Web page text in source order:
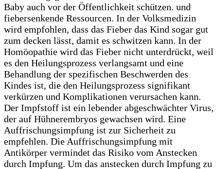
Baby auch vor der Öffentlichkeit schützen. und
fiebersenkende Ressourcen. In der Volksmedizin
wird empfohlen, dass das Fieber das Kind sogar gut
zum decken lässt, damit es schwitzen kann. In der
Homöopathie wird das Fieber nicht unterdrückt, weil
es den Heilungsprozess verlangsamt und eine
Behandlung der spezifischen Beschwerden des
Kindes ist, die den Heilungsprozess signifikant
verkürzen und Komplikationen verursachen kann.
Der Impfstoff ist ein lebender abgeschwächter Virus,
der auf Hühnerembryos gewachsen wird. Eine
Auffrischungsimpfung ist zur Sicherheit zu
empfehlen. Die Auffrischungsimpfung mit
Antikörper vermindet das Risiko vom Anstecken
durch Impfung. Um das anstecken durch Impfung zu